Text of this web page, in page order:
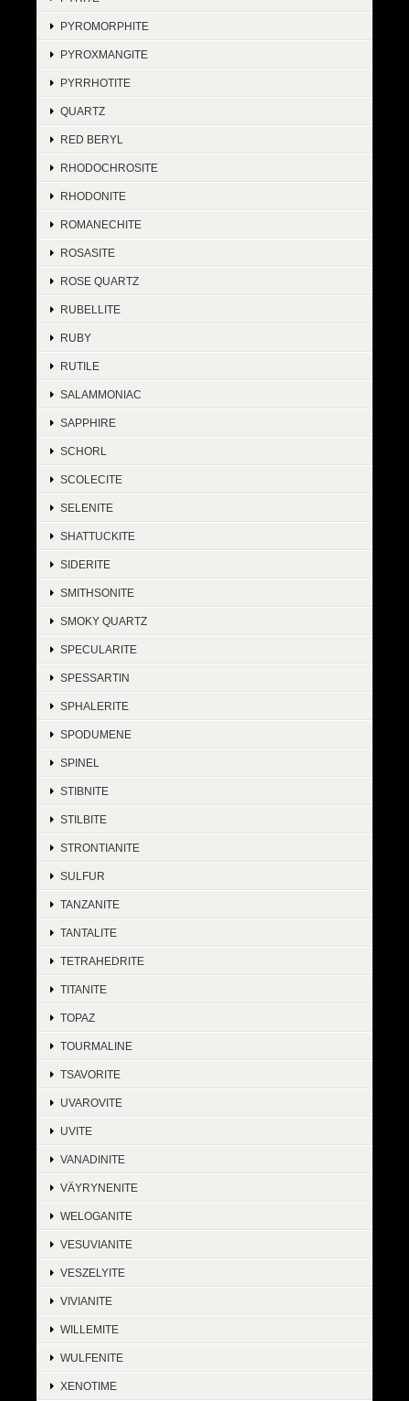
PYROMORPHITE
PYROXMANGITE
PYRRHOTITE
QUARTZ
RED BERYL
RHODOCHROSITE
RHODONITE
ROMANECHITE
ROSASITE
ROSE QUARTZ
RUBELLITE
RUBY
RUTILE
SALAMMONIAC
SAPPHIRE
SCHORL
SCOLECITE
SELENITE
SHATTUCKITE
SIDERITE
SMITHSONITE
SMOKY QUARTZ
SPECULARITE
SPESSARTIN
SPHALERITE
SPODUMENE
SPINEL
STIBNITE
STILBITE
STRONTIANITE
SULFUR
TANZANITE
TANTALITE
TETRAHEDRITE
TITANITE
TOPAZ
TOURMALINE
TSAVORITE
UVAROVITE
UVITE
VANADINITE
VÄYRYNENITE
WELOGANITE
VESUVIANITE
VESZELYITE
VIVIANITE
WILLEMITE
WULFENITE
XENOTIME